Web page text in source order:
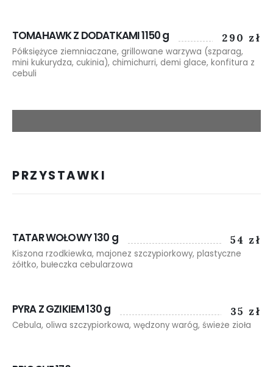
TOMAHAWK Z DODATKAMI 1150 g 290 zł
Półksiężyce ziemniaczane, grillowane warzywa (szparag,
mini kukurydza, cukinia), chimichurri, demi glace, konfitura z
cebuli
PRZYSTAWKI
TATAR WOŁOWY 130 g 54 zł
Kiszona rzodkiewka, majonez szczypiorkowy, plastyczne
żółtko, bułeczka cebularzowa
PYRA Z GZIKIEM 130 g 35 zł
Cebula, oliwa szczypiorkowa, wędzony waróg, świeże zioła